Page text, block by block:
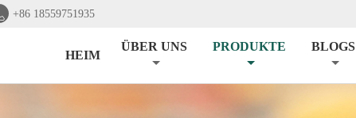
+86 18559751935
HEIM
ÜBER UNS PRODUKTE BLOGS